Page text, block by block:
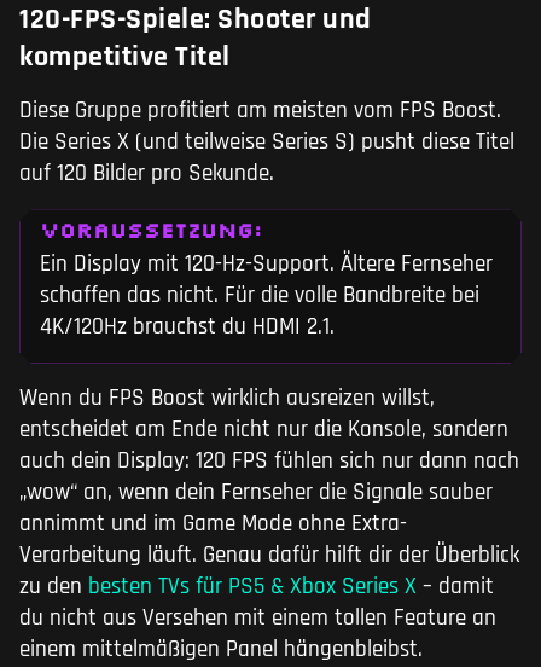
120-FPS-Spiele: Shooter und
kompetitive Titel
Diese Gruppe profitiert am meisten vom FPS Boost.
Die Series X (und teilweise Series S) pusht diese Titel
auf 120 Bilder pro Sekunde.
VORAUSSETZUNG:
Ein Display mit 120-Hz-Support. Ältere Fernseher
schaffen das nicht. Für die volle Bandbreite bei
4K/120Hz brauchst du HDMI 2.1.
Wenn du FPS Boost wirklich ausreizen willst,
entscheidet am Ende nicht nur die Konsole, sondern
auch dein Display: 120 FPS fühlen sich nur dann nach
„wow“ an, wenn dein Fernseher die Signale sauber
annimmt und im Game Mode ohne Extra-
Verarbeitung läuft. Genau dafür hilft dir der Überblick
zu den besten TVs für PS5 & Xbox Series X – damit
du nicht aus Versehen mit einem tollen Feature an
einem mittelmäßigen Panel hängenbleibst.